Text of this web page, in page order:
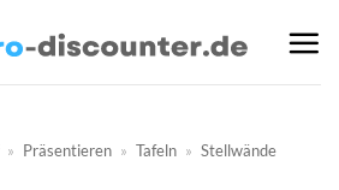
» Präsentieren » Tafeln » Stellwände